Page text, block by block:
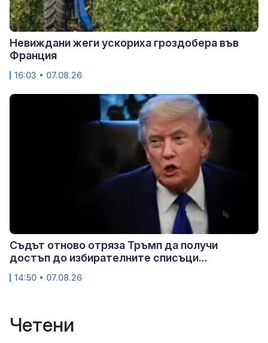
Невиждани жеги ускориха гроздобера във
Франция
16:03 • 07.08.26
Съдът отново отряза Тръмп да получи
достъп до избирателните списъци...
14:50 • 07.08.26
Четени